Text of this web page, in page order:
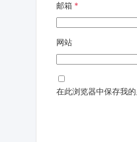
邮箱 *
网站
在此浏览器中保存我